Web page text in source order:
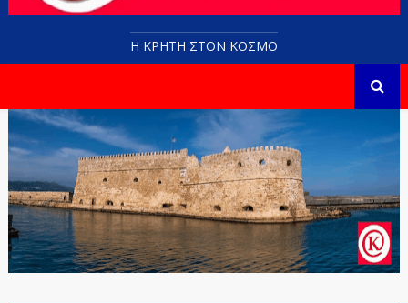
Η ΚΡΗΤΗ ΣΤΟN KOΣΜΟ